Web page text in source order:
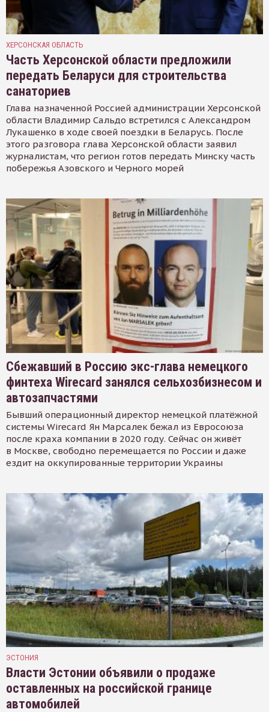
ХЕРСОНСКАЯ ОБЛАСТЬ
Часть Херсонской области предложили
передать Беларуси для строительства
санаториев
Глава назначенной Россией администрации Херсонской
области Владимир Сальдо встретился с Александром
Лукашенко в ходе своей поездки в Беларусь. После
этого разговора глава Херсонской области заявил
журналистам, что регион готов передать Минску часть
побережья Азовского и Черного морей
Сбежавший в Россию экс-глава немецкого
финтеха Wirecard занялся сельхозбизнесом и
автозапчастями
Бывший операционный директор немецкой платёжной
системы Wirecard Ян Марсалек бежал из Евросоюза
после краха компании в 2020 году. Сейчас он живёт
в Москве, свободно перемещается по России и даже
ездит на оккупированные территории Украины
ЭСТОНИЯ
Власти Эстонии объявили о продаже
оставленных на российской границе
автомобилей